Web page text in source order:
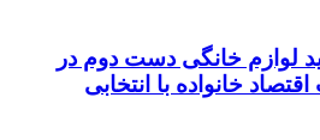
لوازم خانگی دست دوم در
خانواده با انتخابی